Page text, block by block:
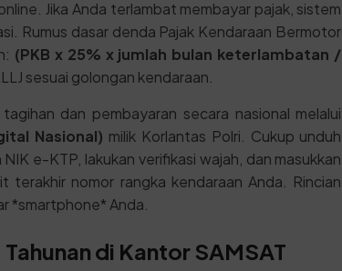
Jika Anda terlambat membayar pajak, sistem
Rumus dasar denda Pajak Kendaraan Bermotor
(PKB x 25% x jumlah bulan keterlambatan /
sesuai golongan kendaraan.
dan pembayaran secara nasional melalui
Nasional) milik Korlantas Polri. Cukup unduh
e-KTP, lakukan verifikasi wajah, dan masukkan
nomor rangka kendaraan Anda. Rincian
*smartphone* Anda.
di Kantor SAMSAT